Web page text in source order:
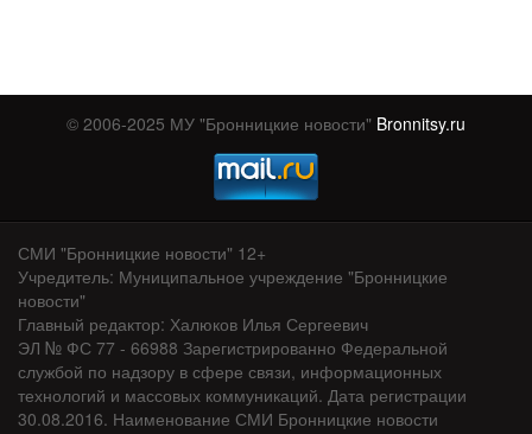
© 2006-2025 МУ "Бронницкие новости" Bronnitsy.ru
СМИ "Бронницкие новости" 12+
Учредитель: Муниципальное учреждение "Бронницкие
новости"
Главный редактор: Халюков Илья Сергеевич
ЭЛ № ФС 77 - 66988 Зарегистрированно Федеральной
службой по надзору в сфере связи, информационных
технологий и массовых коммуникаций. Дата регистрации
30.08.2016. Наименование СМИ Бронницкие новости